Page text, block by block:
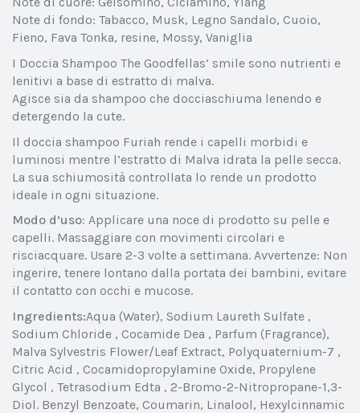
Note di fondo: Tabacco, Musk, Legno Sandalo, Cuoio,
Fieno, Fava Tonka, resine, Mossy, Vaniglia
I Doccia Shampoo The Goodfellas’ smile sono nutrienti e
lenitivi a base di estratto di malva.
Agisce sia da shampoo che docciaschiuma lenendo e
detergendo la cute.
Il doccia shampoo Furiah rende i capelli morbidi e
luminosi mentre l’estratto di Malva idrata la pelle secca.
La sua schiumosità controllata lo rende un prodotto
ideale in ogni situazione.
Modo d’uso: Applicare una noce di prodotto su pelle e
capelli. Massaggiare con movimenti circolari e
risciacquare. Usare 2-3 volte a settimana. Avvertenze: Non
ingerire, tenere lontano dalla portata dei bambini, evitare
il contatto con occhi e mucose.
Ingredients:Aqua (Water), Sodium Laureth Sulfate ,
Sodium Chloride , Cocamide Dea , Parfum (Fragrance),
Malva Sylvestris Flower/Leaf Extract, Polyquaternium-7 ,
Citric Acid , Cocamidopropylamine Oxide, Propylene
Glycol , Tetrasodium Edta , 2-Bromo-2-Nitropropane-1,3-
Diol. Benzyl Benzoate, Coumarin, Linalool, Hexylcinnamic